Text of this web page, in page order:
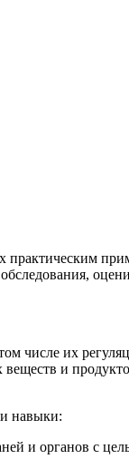
числе их
и
навыки:
и органов с